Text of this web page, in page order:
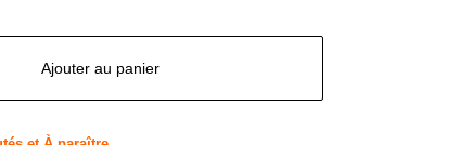
Ajouter au panier